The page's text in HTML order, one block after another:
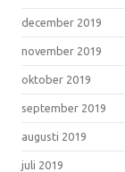
december 2019
november 2019
oktober 2019
september 2019
augusti 2019
juli 2019